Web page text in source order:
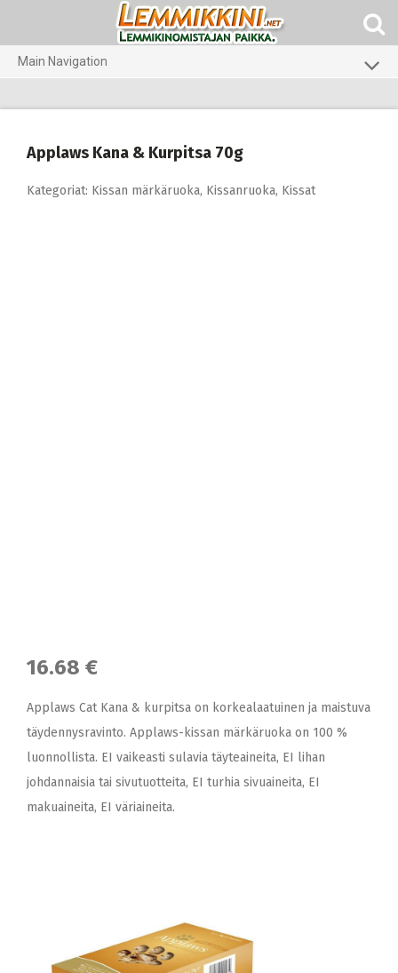
Main Navigation
Pieneläimet
Applaws Kana & Kurpitsa 70g
Kategoriat: Kissan märkäruoka, Kissanruoka, Kissat
16.68 €
Applaws Cat Kana & kurpitsa on korkealaatuinen ja maistuva
täydennysravinto. Applaws-kissan märkäruoka on 100 %
luonnollista. EI vaikeasti sulavia täyteaineita, EI lihan
johdannaisia tai sivutuotteita, EI turhia sivuaineita, EI
makuaineita, EI väriaineita.